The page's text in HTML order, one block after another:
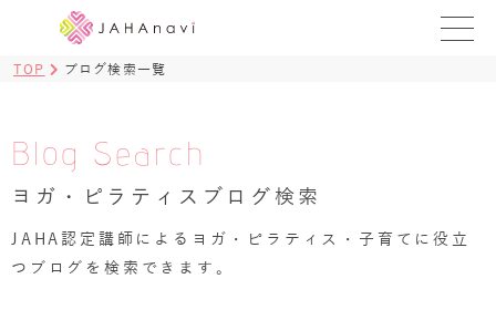
BLOG
ヨガ資格講座 ›
TOP ブログ検索一覧
Blog Search
ヨガ・ピラティスブログ検索
JAHA認定講師によるヨガ・ピラティス・子育てに役立
つブログを検索できます。